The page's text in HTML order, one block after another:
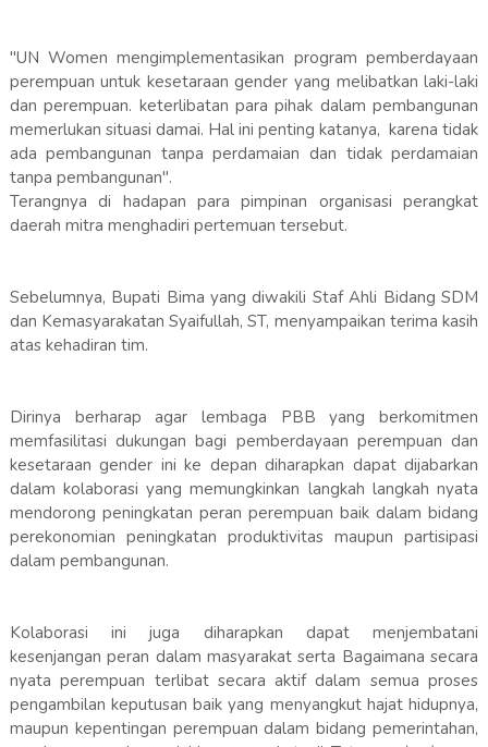
"UN Women mengimplementasikan program pemberdayaan
perempuan untuk kesetaraan gender yang melibatkan laki-laki
dan perempuan. keterlibatan para pihak dalam pembangunan
memerlukan situasi damai. Hal ini penting katanya, karena tidak
ada pembangunan tanpa perdamaian dan tidak perdamaian
tanpa pembangunan".
Terangnya di hadapan para pimpinan organisasi perangkat
daerah mitra menghadiri pertemuan tersebut.
Sebelumnya, Bupati Bima yang diwakili Staf Ahli Bidang SDM
dan Kemasyarakatan Syaifullah, ST, menyampaikan terima kasih
atas kehadiran tim.
Dirinya berharap agar lembaga PBB yang berkomitmen
memfasilitasi dukungan bagi pemberdayaan perempuan dan
kesetaraan gender ini ke depan diharapkan dapat dijabarkan
dalam kolaborasi yang memungkinkan langkah langkah nyata
mendorong peningkatan peran perempuan baik dalam bidang
perekonomian peningkatan produktivitas maupun partisipasi
dalam pembangunan.
Kolaborasi ini juga diharapkan dapat menjembatani
kesenjangan peran dalam masyarakat serta Bagaimana secara
nyata perempuan terlibat secara aktif dalam semua proses
pengambilan keputusan baik yang menyangkut hajat hidupnya,
maupun kepentingan perempuan dalam bidang pemerintahan,